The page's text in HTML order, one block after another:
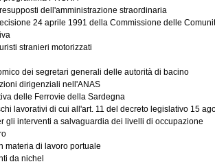
dell'amministrazione straordinaria
24 aprile 1991 della Commissione delle
stranieri motorizzati
dei segretari generali delle autorità di bacino
dirigenziali nell'ANAS
delle Ferrovie della Sardegna
lavorativi di cui all'art. 11 del decreto legislativo 15
gli interventi a salvaguardia dei livelli di occupazione
materia di lavoro portuale
da nichel